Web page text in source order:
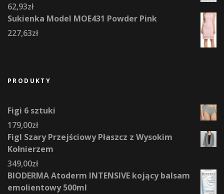
62,93zł
Sukienka Model MOE431 Powder Pink
227,63zł
PRODUKTY
Figi 6 sztuki
179,00zł
Figl Szary Przejściowy Płaszcz z Wysokim
Kołnierzem
349,00zł
BIODERMA Atoderm INTENSIVE kojący balsam
emolientowy 500ml